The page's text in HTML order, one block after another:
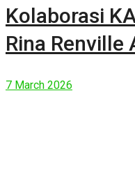
Kolaborasi
Rina Renville
7 March 2026